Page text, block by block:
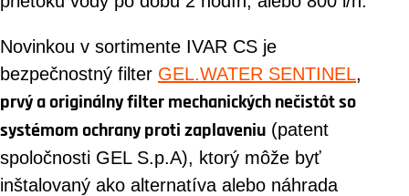
Novinkou v sortimente IVAR CS je
bezpečnostný filter GEL.WATER SENTINEL,
prvý a originálny filter mechanických nečistôt so
systémom ochrany proti zaplaveniu (patent
spoločnosti GEL S.p.A), ktorý môže byť
inštalovaný ako alternatíva alebo náhrada